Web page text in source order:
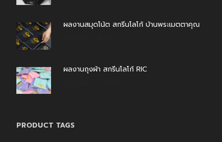
ผลงานสมุดโน้ต สกรีนโลโก้ บ้านพระเมตตาคุณ
ผลงานถุงผ้า สกรีนโลโก้ RIC
PRODUCT TAGS